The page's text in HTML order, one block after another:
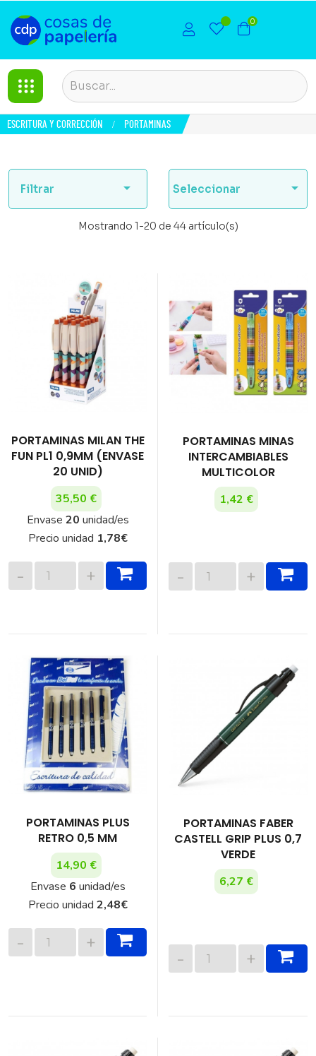
0
ESCRITURA Y CORRECCIÓN PORTAMINAS
Filtrar  Seleccionar 
Mostrando 1-20 de 44 artículo(s)
PORTAMINAS MILAN THE
FUN PL1 0,9MM (ENVASE
20 UNID)
35,50 €
Envase 20 unidad/es
Precio unidad 1,78€
PORTAMINAS MINAS
INTERCAMBIABLES
MULTICOLOR
1,42 €
PORTAMINAS PLUS
RETRO 0,5 MM
14,90 €
Envase 6 unidad/es
Precio unidad 2,48€
PORTAMINAS FABER
CASTELL GRIP PLUS 0,7
VERDE
6,27 €